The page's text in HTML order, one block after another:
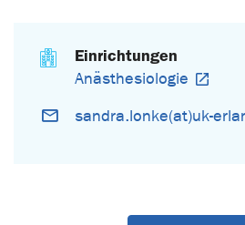
Einrichtungen
Anästhesiologie
sandra.lonke(at)uk-